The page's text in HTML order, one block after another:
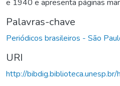
e 1940 e apresenta páginas
Palavras-chave
Periódicos brasileiros - São
URI
http://